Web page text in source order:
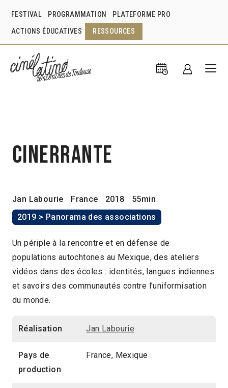
FESTIVAL PROGRAMMATION PLATEFORME PRO
ACTIONS ÉDUCATIVES RESSOURCES
Cinerrante
Jan Labourie France 2018
55min
2019 > Panorama des associations
Un périple à la rencontre et en défense de
populations autochtones au Mexique, des ateliers
vidéos dans des écoles : identités, langues indiennes
et savoirs des communautés contre l’uniformisation
du monde.
Réalisation Jan Labourie
Pays de
production
France, Mexique